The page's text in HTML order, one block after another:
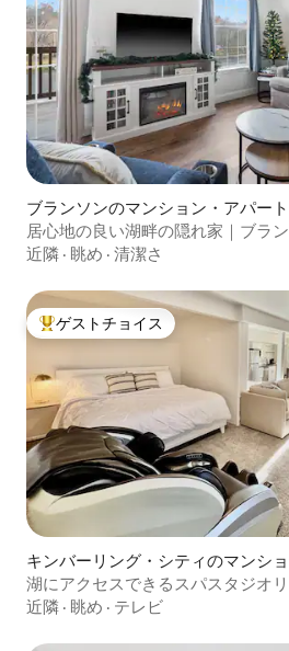
ブランソンのマンション・アパート
居心地の良い湖畔の隠れ家｜ブラ
分！
近隣 · 眺め · 清潔さ
大好評のゲストチョイスです。
ゲストチョイス
キンバーリング・シティのマンシ
ート
湖にアクセスできるスパスタジオ
ャグジー
近隣 · 眺め · テレビ